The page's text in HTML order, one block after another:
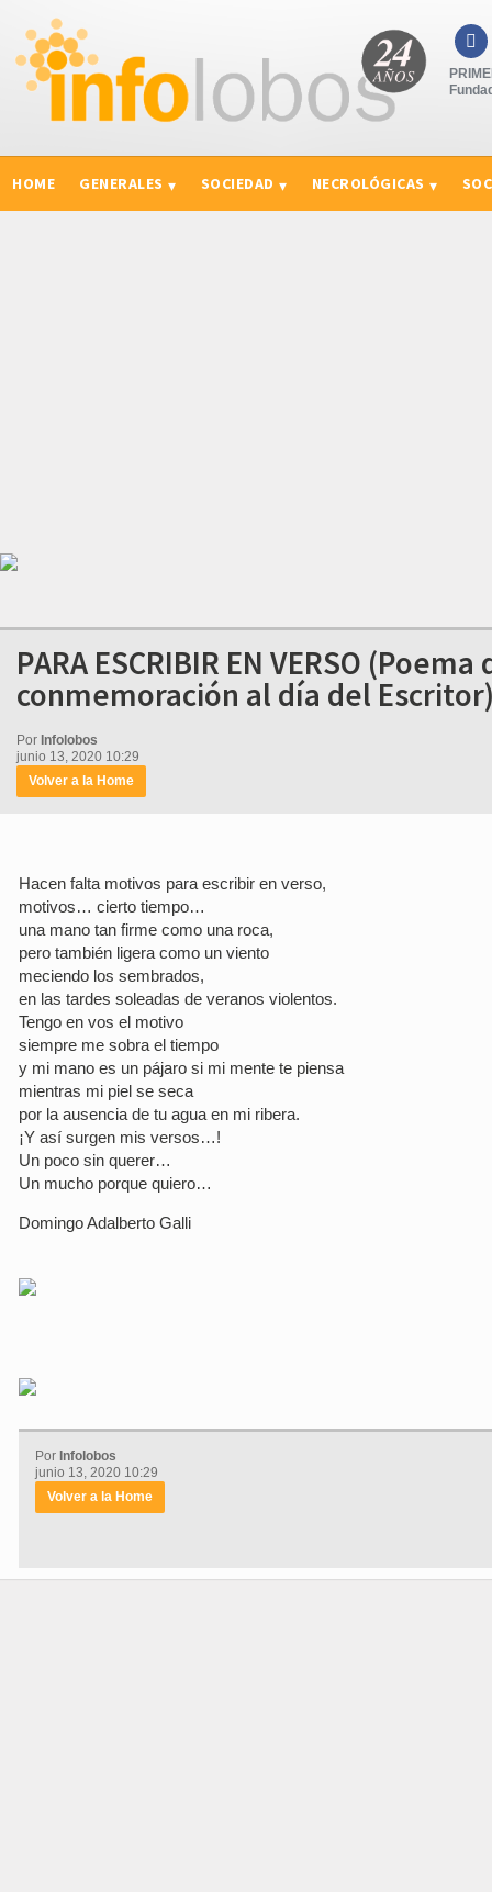

HOME GENERALES SOCIEDAD NECROLÓGICAS
PARA ESCRIBIR EN VERSO
conmemoración al día del
Por Infolobos
junio 13, 2020 10:29
Volver a la Home
Hacen falta motivos para escribir en verso,
motivos… cierto tiempo…
una mano tan firme como una roca,
pero también ligera como un viento
meciendo los sembrados,
en las tardes soleadas de veranos violentos.
Tengo en vos el motivo
siempre me sobra el tiempo
y mi mano es un pájaro si mi mente te piensa
mientras mi piel se seca
por la ausencia de tu agua en mi ribera.
¡Y así surgen mis versos…!
Un poco sin querer…
Un mucho porque quiero…
Domingo Adalberto Galli
Por Infolobos
junio 13, 2020 10:29
Volver a la Home